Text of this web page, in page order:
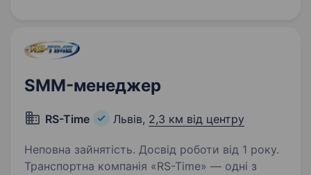
SMM-менеджер
RS-Time Львів, 2,3 км від центру
Неповна зайнятість. Досвід роботи від 1 року.
Транспортна компанія «RS-Time» — одні з